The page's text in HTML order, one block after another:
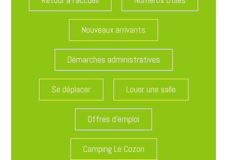
Nouveaux arrivants
Démarches administratives
Se déplacer Louer une salle
Offres d'emploi
Camping Le Cozon